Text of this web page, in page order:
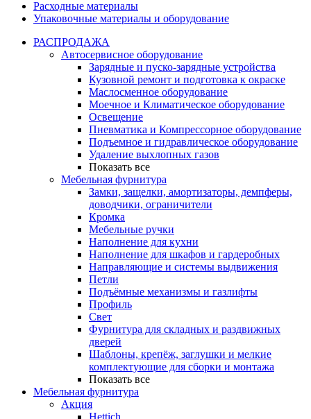
Расходные материалы
Упаковочные материалы и оборудование
РАСПРОДАЖА
Автосервисное оборудование
Зарядные и пуско-зарядные устройства
Кузовной ремонт и подготовка к окраске
Маслосменное оборудование
Моечное и Климатическое оборудование
Освещение
Пневматика и Компрессорное оборудование
Подъемное и гидравлическое оборудование
Удаление выхлопных газов
Показать все
Мебельная фурнитура
Замки, защелки, амортизаторы, демпферы,
доводчики, ограничители
Кромка
Мебельные ручки
Наполнение для кухни
Наполнение для шкафов и гардеробных
Направляющие и системы выдвижения
Петли
Подъёмные механизмы и газлифты
Профиль
Свет
Фурнитура для складных и раздвижных
дверей
Шаблоны, крепёж, заглушки и мелкие
комплектующие для сборки и монтажа
Показать все
Мебельная фурнитура
Акция